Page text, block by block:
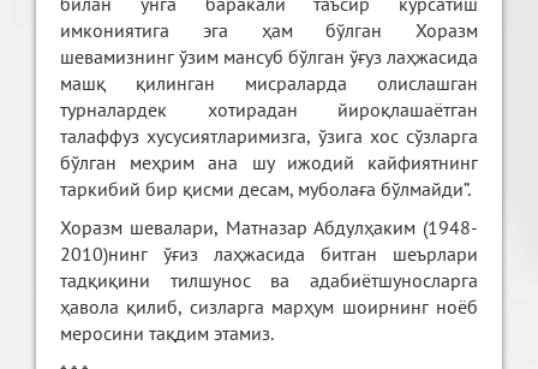
имкониятига эга ҳам бўлган Хоразм
шевамизнинг ўзим мансуб бўлган ўғуз лаҳжасида
машқ қилинган мисраларда олислашган
турналардек хотирадан йироқлашаётган
талаффуз хусусиятларимизга, ўзига хос сўзларга
бўлган меҳрим ана шу ижодий кайфиятнинг
таркибий бир қисми десам, муболаға бўлмайди”.
Хоразм шевалари, Матназар Абдулҳаким (1948-
2010)нинг ўғиз лаҳжасида битган шеърлари
тадқиқини тилшунос ва адабиётшуносларга
ҳавола қилиб, сизларга марҳум шоирнинг ноёб
меросини тақдим этамиз.